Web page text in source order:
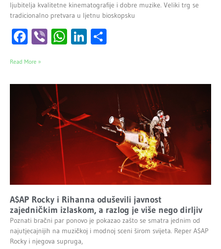
ljubitelja kvalitetne kinematografije i dobre muzike. Veliki trg se
tradicionalno pretvara u ljetnu bioskopsku
Facebook
ViberWhatsApp
LinkedIn
Read More »
A$AP Rocky i Rihanna oduševili javnost
zajedničkim izlaskom, a razlog je više nego dirljiv
Poznati bračni par ponovo je pokazao zašto se smatra jednim od
najutjecajnijih na muzičkoj i modnoj sceni širom svijeta. Reper A$AP
Rocky i njegova supruga,